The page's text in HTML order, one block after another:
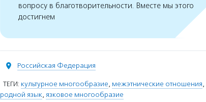
вопросу в благотворительности. Вместе мы этого
достигнем
Российская Федерация
ТЕГИ: культурное многообразие, межэтнические отношения,
родной язык, язковое многообразие